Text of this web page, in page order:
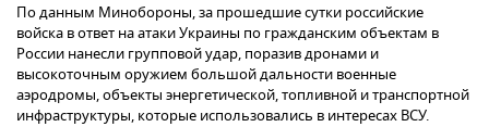
По данным Минобороны, за прошедшие сутки российские
войска в ответ на атаки Украины по гражданским объектам в
России нанесли групповой удар, поразив дронами и
высокоточным оружием большой дальности военные
аэродромы, объекты энергетической, топливной и транспортной
инфраструктуры, которые использовались в интересах ВСУ.